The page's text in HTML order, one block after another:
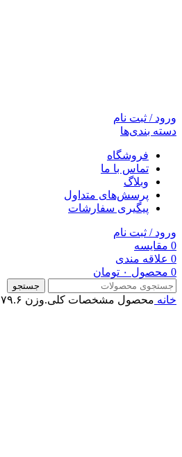
ورود / ثبت نام
دسته بندی‌ها
فروشگاه
تماس با ما
وبلاگ
پرسش‌های متداول
پیگیری سفارشات
ورود / ثبت نام
0 مقایسه
0 علاقه مندی
0 محصول ۰ تومان
جستجو
خانه محصول مشخصات کلی.وزن ۷۹.۶ گرم